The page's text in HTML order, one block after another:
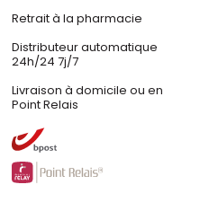
Retrait à la pharmacie
Distributeur automatique
24h/24 7j/7
Livraison à domicile ou en
Point Relais